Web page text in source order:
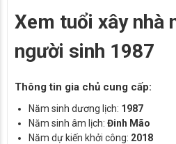
Xem tuổi xây nhà
người sinh 1987
Thông tin gia chủ cung cấp:
Năm sinh dương lịch: 1987
Năm sinh âm lịch: Đinh Mão
Năm dự kiến khởi công: 2018